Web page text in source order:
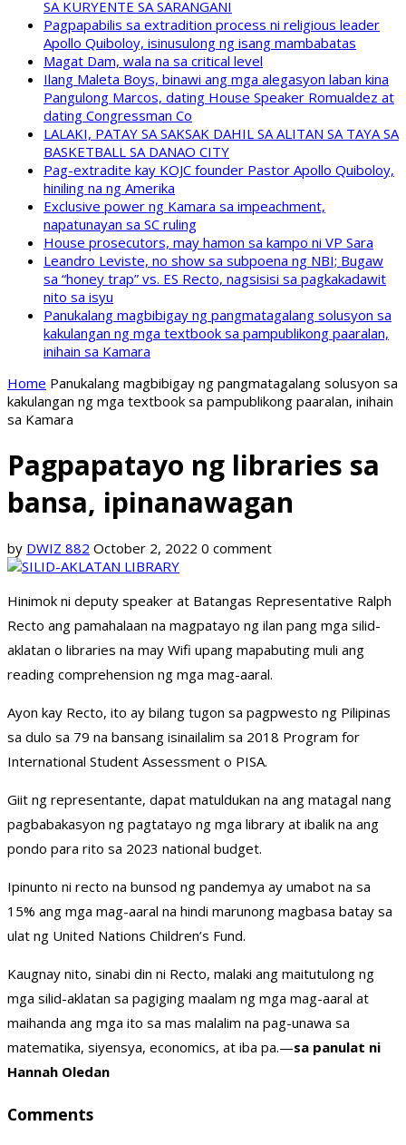
SA KURYENTE SA SARANGANI
Pagpapabilis sa extradition process ni religious leader
Apollo Quiboloy, isinusulong ng isang mambabatas
Magat Dam, wala na sa critical level
Ilang Maleta Boys, binawi ang mga alegasyon laban kina
Pangulong Marcos, dating House Speaker Romualdez at
dating Congressman Co
LALAKI, PATAY SA SAKSAK DAHIL SA ALITAN SA TAYA SA
BASKETBALL SA DANAO CITY
Pag-extradite kay KOJC founder Pastor Apollo Quiboloy,
hiniling na ng Amerika
Exclusive power ng Kamara sa impeachment,
napatunayan sa SC ruling
House prosecutors, may hamon sa kampo ni VP Sara
Leandro Leviste, no show sa subpoena ng NBI; Bugaw
sa “honey trap” vs. ES Recto, nagsisisi sa pagkakadawit
nito sa isyu
Panukalang magbibigay ng pangmatagalang solusyon sa
kakulangan ng mga textbook sa pampublikong paaralan,
inihain sa Kamara
Home Panukalang magbibigay ng pangmatagalang solusyon sa
kakulangan ng mga textbook sa pampublikong paaralan, inihain
sa Kamara
Pagpapatayo ng libraries sa
bansa, ipinanawagan
by DWIZ 882 October 2, 2022 0 comment
Hinimok ni deputy speaker at Batangas Representative Ralph
Recto ang pamahalaan na magpatayo ng ilan pang mga silid-
aklatan o libraries na may Wifi upang mapabuting muli ang
reading comprehension ng mga mag-aaral.
Ayon kay Recto, ito ay bilang tugon sa pagpwesto ng Pilipinas
sa dulo sa 79 na bansang isinailalim sa 2018 Program for
International Student Assessment o PISA.
Giit ng representante, dapat matuldukan na ang matagal nang
pagbabakasyon ng pagtatayo ng mga library at ibalik na ang
pondo para rito sa 2023 national budget.
Ipinunto ni recto na bunsod ng pandemya ay umabot na sa
15% ang mga mag-aaral na hindi marunong magbasa batay sa
ulat ng United Nations Children’s Fund.
Kaugnay nito, sinabi din ni Recto, malaki ang maitutulong ng
mga silid-aklatan sa pagiging maalam ng mga mag-aaral at
maihanda ang mga ito sa mas malalim na pag-unawa sa
matematika, siyensya, economics, at iba pa.—sa panulat ni
Hannah Oledan
Comments